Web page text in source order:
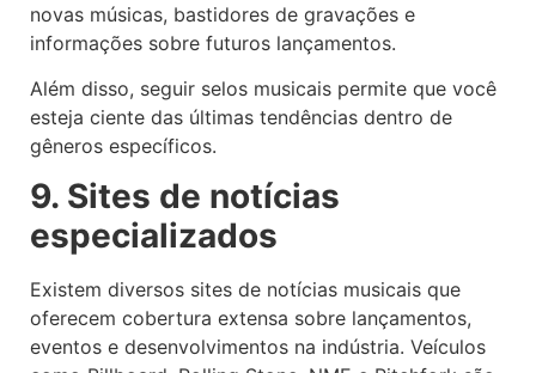
novas músicas, bastidores de gravações e
informações sobre futuros lançamentos.
Além disso, seguir selos musicais permite que você
esteja ciente das últimas tendências dentro de
gêneros específicos.
9. Sites de notícias
especializados
Existem diversos sites de notícias musicais que
oferecem cobertura extensa sobre lançamentos,
eventos e desenvolvimentos na indústria. Veículos